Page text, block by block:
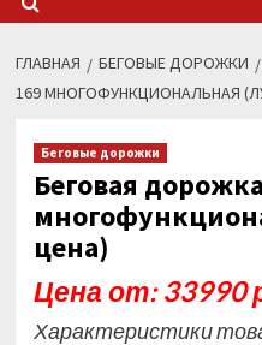
ГЛАВНАЯ БЕГОВЫЕ ДОРОЖКИ
169 МНОГОФУНКЦИОНАЛЬНАЯ
Беговые дорожки
Беговая
цена)
Цена от: 33990
Характеристики